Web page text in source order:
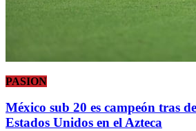
PASION
México sub 20 es campeón tras
Estados Unidos en el Azteca